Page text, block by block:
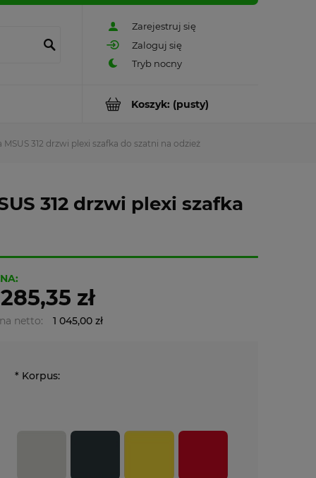
Zarejestruj się
Zaloguj się
Koszyk: (pusty)
312 drzwi plexi szafka do szatni na odzież
312 drzwi plexi szafka
zł
netto: 1 045,00 zł
* Korpus: